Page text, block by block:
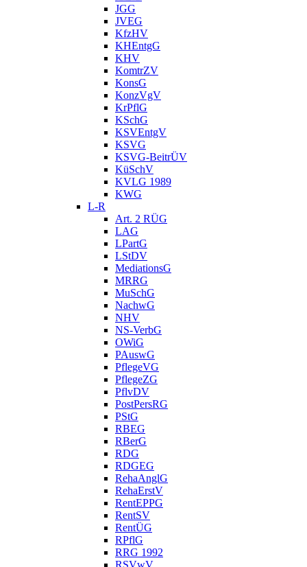
JGG
JVEG
KfzHV
KHEntgG
KHV
KomtrZV
KonsG
KonzVgV
KrPflG
KSchG
KSVEntgV
KSVG
KSVG-BeitrÜV
KüSchV
KVLG 1989
KWG
L-R
Art. 2 RÜG
LAG
LPartG
LStDV
MediationsG
MRRG
MuSchG
NachwG
NHV
NS-VerbG
OWiG
PAuswG
PflegeVG
PflegeZG
PflvDV
PostPersRG
PStG
RBEG
RBerG
RDG
RDGEG
RehaAnglG
RehaErstV
RentEPPG
RentSV
RentÜG
RPflG
RRG 1992
RSVwV